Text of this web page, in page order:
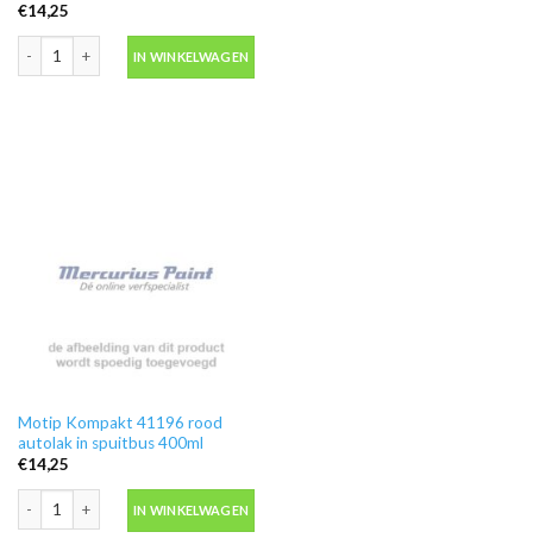
€14,25
Motip Kompakt 45295 wit autolak in spuitbus 400ml aantal
IN WINKELWAGEN
Motip Kompakt 41196 rood
autolak in spuitbus 400ml
€14,25
Motip Kompakt 41196 rood autolak in spuitbus 400ml aantal
IN WINKELWAGEN